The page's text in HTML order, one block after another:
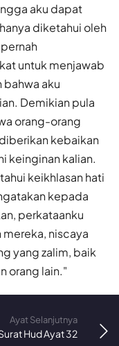
aku dapat
diketahui oleh
untuk menjawab
aku
Demikian pula
orang-orang
kebaikan
keinginan kalian.
keikhlasan hati
kepada
perkataanku
niscaya
yang zalim, baik
orang lain."
Ayat Selanjutnya
Hud Ayat 32